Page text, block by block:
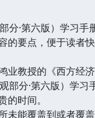
·第六版）学习手
要点，便于读者
教授的《西方经
部分·第六版）学
时间。
能覆盖到或者覆